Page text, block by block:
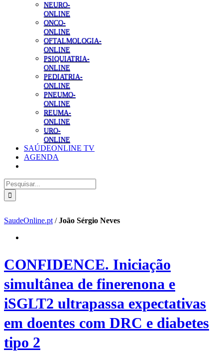
NEURO-
ONLINE
ONCO-
ONLINE
OFTALMOLOGIA-
ONLINE
PSIQUIATRIA-
ONLINE
PEDIATRIA-
ONLINE
PNEUMO-
ONLINE
REUMA-
ONLINE
URO-
ONLINE
SAÚDEONLINE TV
AGENDA
Pesquisar
SaudeOnline.pt /João Sérgio Neves
CONFIDENCE. Iniciação
simultânea de finerenona e
iSGLT2 ultrapassa expectativas
em doentes com DRC e diabetes
tipo 2